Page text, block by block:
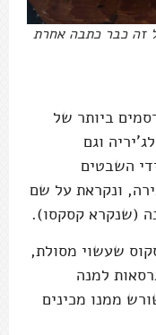
זה כבר כתבה אחרת
ביותר של
וגם
השבטים
ונקראת על שם
(שנקרא קסקסו).
שעשוי מסולת,
למנה
ממנו מכינים